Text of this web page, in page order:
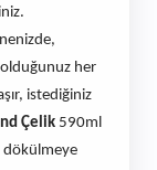
her
istediğiniz
Çelik 590ml
dökülmeye